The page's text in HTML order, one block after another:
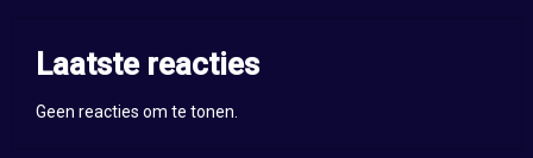
Laatste reacties
Geen reacties om te tonen.